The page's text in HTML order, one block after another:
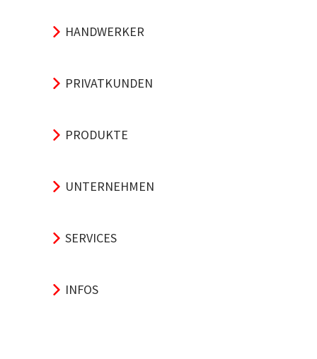
HANDWERKER
PRIVATKUNDEN
PRODUKTE
UNTERNEHMEN
SERVICES
INFOS